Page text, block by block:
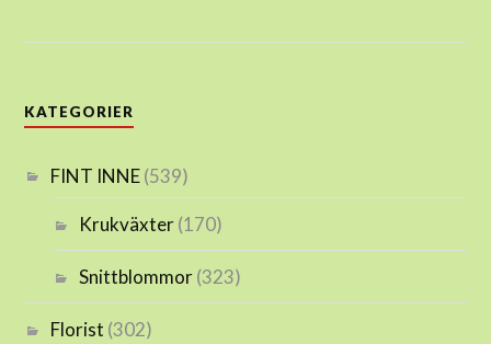
KATEGORIER
FINT INNE(539)
Krukväxter(170)
Snittblommor(323)
Florist (302)